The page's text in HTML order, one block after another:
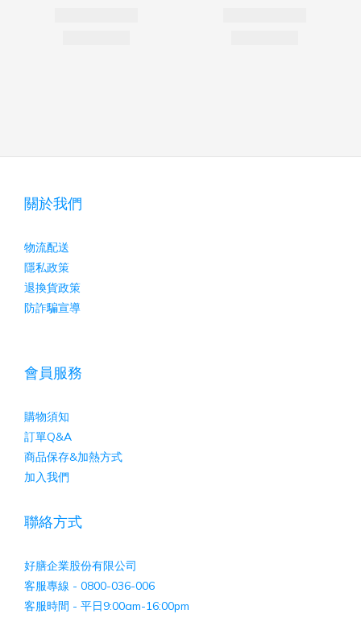
關於我們
物流配送
隱私政策
退換貨政策
防詐騙宣導
會員服務
購物須知
訂單Q&A
商品保存&加熱方式
加入我們
聯絡方式
好膳企業股份有限公司
客服專線 - 0800-036-006
客服時間 - 平日9:00am-16:00pm